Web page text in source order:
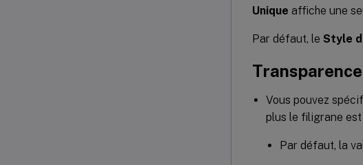
Unique affiche une
Par défaut, le Style
Vous pouvez
plus le filigrane est
Par défaut, la